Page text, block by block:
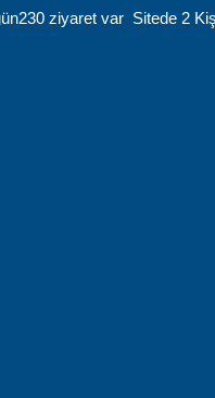
ziyaret var Sitede 2